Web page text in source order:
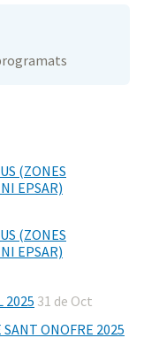
(ZONES
EPSAR)
(ZONES
EPSAR)
2025 31 de Oct
SANT ONOFRE 2025